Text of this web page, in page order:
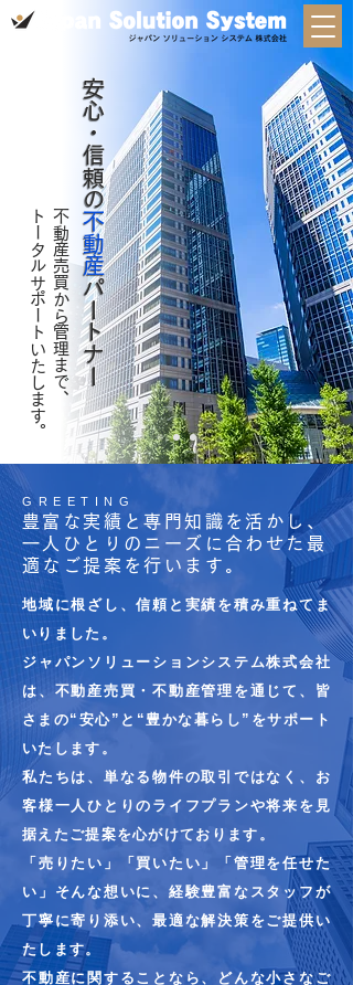
不動産売買か
ら
管理
まで、
トータルサポートいたします。
安心・信頼の
不動産
パートナー
GREETING
豊富な実績と専門知識を活かし、
一人ひとりのニーズに合わせた最
適なご提案を行います。
地域に根ざし、信頼と実績を積み重ねてま
いりました。
ジャパンソリューションシステム株式会社
は、不動産売買・不動産管理を通じて、皆
さまの“安心”と“豊かな暮らし”をサポート
いたします。
私たちは、単なる物件の取引ではなく、お
客様一人ひとりのライフプランや将来を見
据えたご提案を心がけております。
「売りたい」「買いたい」「管理を任せた
い」そんな想いに、経験豊富なスタッフが
丁寧に寄り添い、最適な解決策をご提供い
たします。
不動産に関することなら、どんな小さなご